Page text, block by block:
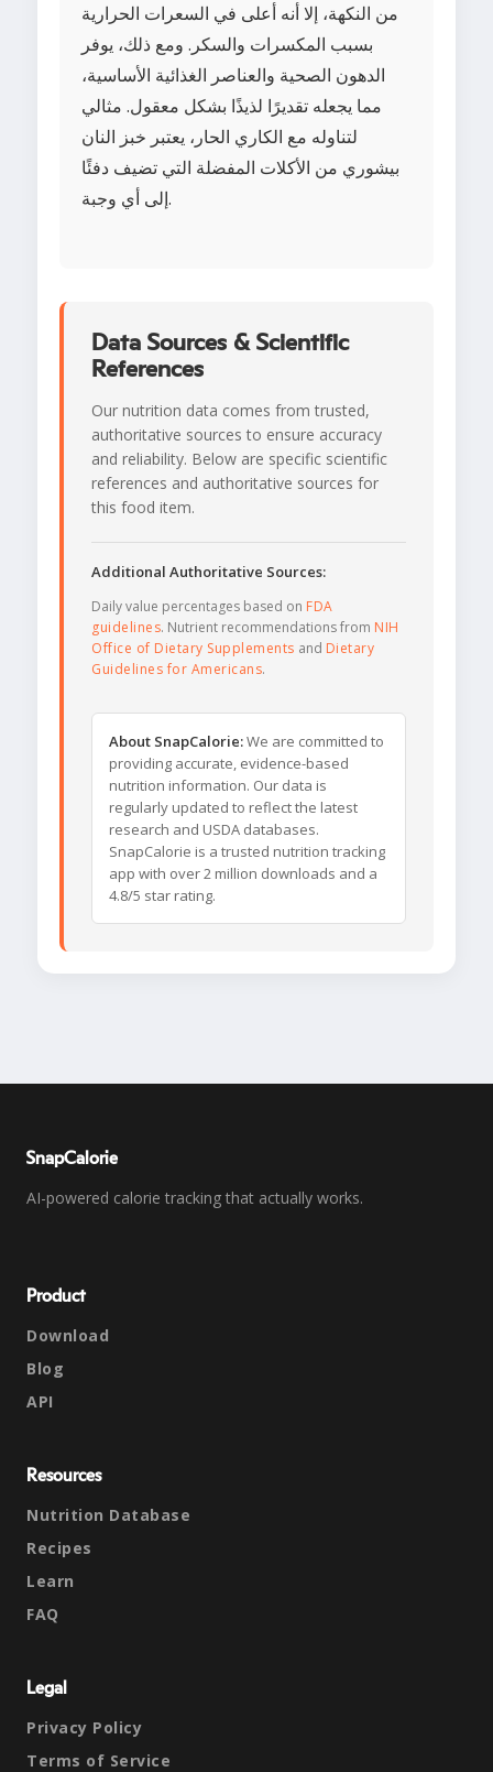
من النكهة، إلا أنه أعلى في السعرات الحرارية
بسبب المكسرات والسكر. ومع ذلك، يوفر
الدهون الصحية والعناصر الغذائية الأساسية،
مما يجعله تقديرًا لذيذًا بشكل معقول. مثالي
لتناوله مع الكاري الحار، يعتبر خبز النان
بيشوري من الأكلات المفضلة التي تضيف دفئًا
إلى أي وجبة.
Data Sources & Scientific
References
Our nutrition data comes from trusted,
authoritative sources to ensure accuracy
and reliability. Below are specific scientific
references and authoritative sources for
this food item.
Additional Authoritative Sources:
Daily value percentages based on FDA
guidelines. Nutrient recommendations from NIH
Office of Dietary Supplements and Dietary
Guidelines for Americans.
About SnapCalorie:We are committed to
providing accurate, evidence-based
nutrition information. Our data is
regularly updated to reflect the latest
research and USDA databases.
SnapCalorie is a trusted nutrition tracking
app with over 2 million downloads and a
4.8/5 star rating.
SnapCalorie
AI-powered calorie tracking that actually works.
Product
Download
Blog
API
Resources
Nutrition Database
Recipes
Learn
FAQ
Legal
Privacy Policy
Terms of Service